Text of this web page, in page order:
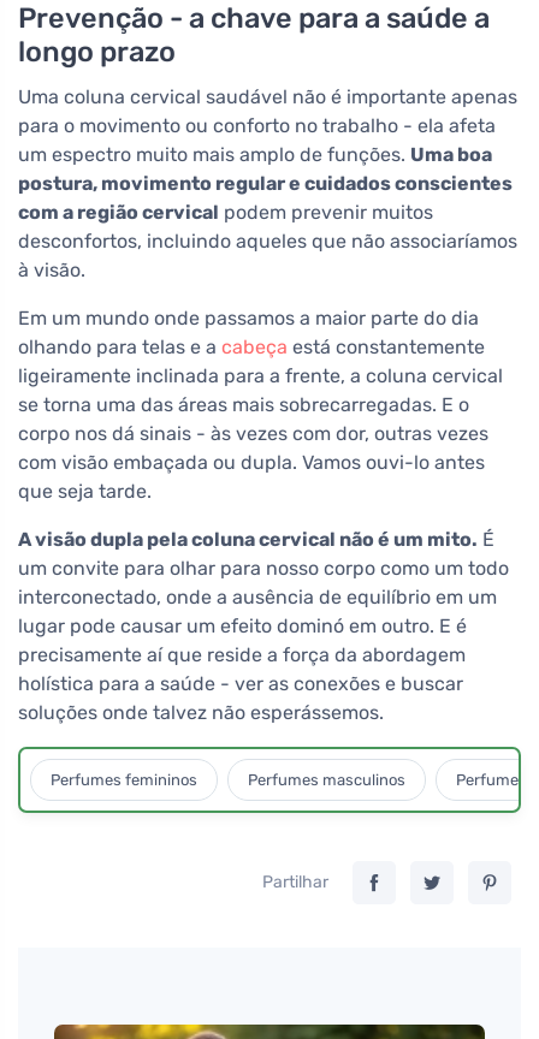
Prevenção - a chave para a saúde a
longo prazo
Uma coluna cervical saudável não é importante apenas
para o movimento ou conforto no trabalho - ela afeta
um espectro muito mais amplo de funções. Uma boa
postura, movimento regular e cuidados conscientes
com a região cervical podem prevenir muitos
desconfortos, incluindo aqueles que não associaríamos
à visão.
Em um mundo onde passamos a maior parte do dia
olhando para telas e a cabeça está constantemente
ligeiramente inclinada para a frente, a coluna cervical
se torna uma das áreas mais sobrecarregadas. E o
corpo nos dá sinais - às vezes com dor, outras vezes
com visão embaçada ou dupla. Vamos ouvi-lo antes
que seja tarde.
A visão dupla pela coluna cervical não é um mito. É
um convite para olhar para nosso corpo como um todo
interconectado, onde a ausência de equilíbrio em um
lugar pode causar um efeito dominó em outro. E é
precisamente aí que reside a força da abordagem
holística para a saúde - ver as conexões e buscar
soluções onde talvez não esperássemos.
Perfumes femininos Perfumes masculinos Perfumes
Partilhar